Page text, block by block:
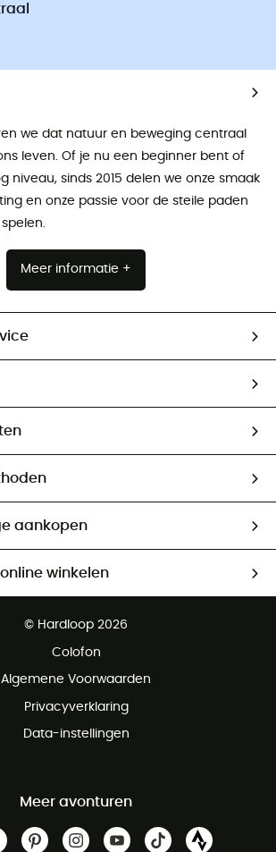
we dat natuur en beweging centraal
leven. Of je nu een beginner bent of
niveau, sinds 2015 delen we onze smaak
en onze passie voor de steile paden
Meer informatie +
aankopen
winkelen
100 dagen
© Hardloop 2026
Colofon
Algemene Voorwaarden
Privacyverklaring
Data-instellingen
Meer avonturen